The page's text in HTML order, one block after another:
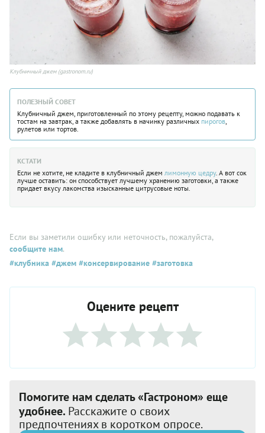
Клубничный джем (gastronom.ru)
ПОЛЕЗНЫЙ СОВЕТ
Клубничный джем, приготовленный по этому рецепту, можно подавать к
тостам на завтрак, а также добавлять в начинку различных пирогов,
рулетов или тортов.
КСТАТИ
Если не хотите, не кладите в клубничный джем лимонную цедру. А вот сок
лучше оставить: он способствует лучшему хранению заготовки, а также
придает вкусу лакомства изысканные цитрусовые ноты.
Если вы заметили ошибку или неточность, пожалуйста,
сообщите нам.
#клубника #джем #консервирование #заготовка
Оцените рецепт
Помогите нам сделать «Гастроном» еще
удобнее. Расскажите о своих
предпочтениях в коротком опросе.